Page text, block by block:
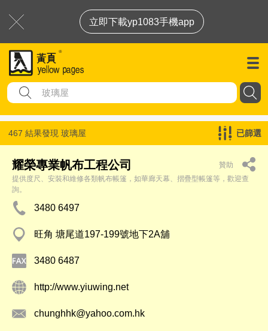
立即下載yp1083手機app
467 結果發現 玻璃屋 已篩選
耀榮專業帆布工程公司
贊助
提供度尺、安裝和維修各類帆布帳篷，如華廊天幕、摺疊型帳篷等，歡迎查
詢。
3480 6497
旺角 塘尾道197-199號地下2A舖
3480 6487
http://www.yiuwing.net
chunghhk@yahoo.com.hk